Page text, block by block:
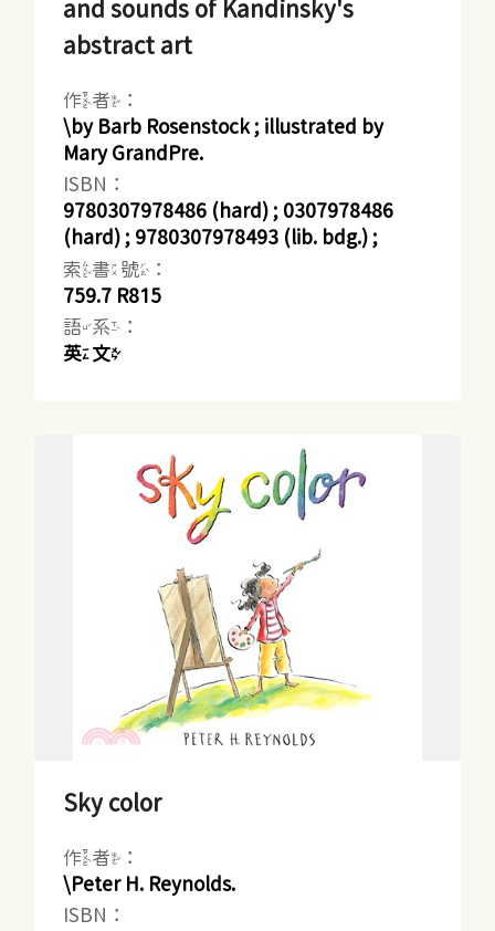
and sounds of Kandinsky's
abstract art
作者：
\by Barb Rosenstock ; illustrated by
Mary GrandPre.
ISBN：
9780307978486 (hard) ; 0307978486
(hard) ; 9780307978493 (lib. bdg.) ;
索書號：
759.7 R815
語系：
英文
Sky color
作者：
\Peter H. Reynolds.
ISBN：